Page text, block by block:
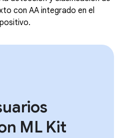
con AA integrado en el
ML Kit